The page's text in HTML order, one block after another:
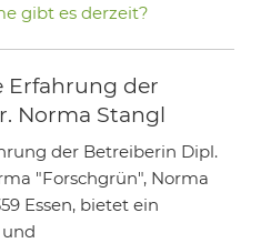
gibt es derzeit?
Erfahrung der
Norma Stangl
der Betreiberin Dipl.
"Forschgrün", Norma
Essen, bietet ein